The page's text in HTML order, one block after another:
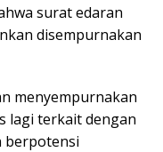
surat edaran
disempurnakan
menyempurnakan
lagi terkait dengan
berpotensi